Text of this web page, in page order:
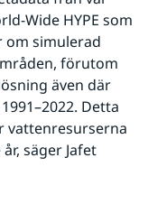
Wide HYPE som
om simulerad
förutom
även där
Detta
vattenresurserna
säger Jafet